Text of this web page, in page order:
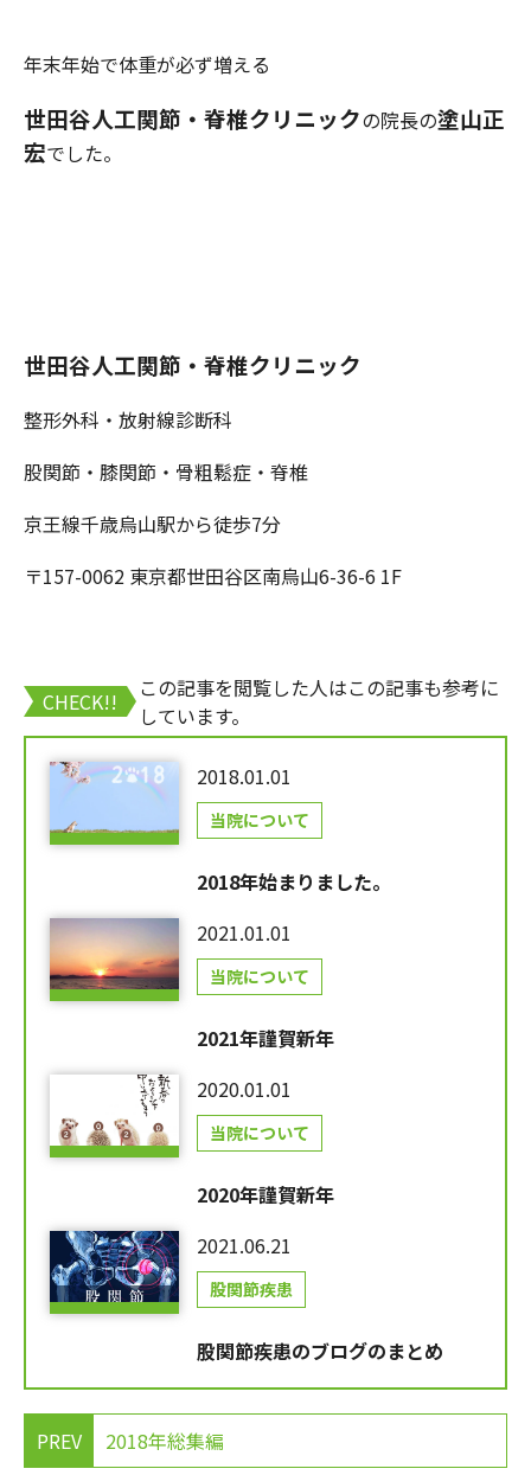
年末年始で体重が必ず増える
世田谷人工関節・脊椎クリニックの院長の塗山正
宏でした。
世田谷人工関節・脊椎クリニック
整形外科・放射線診断科
股関節・膝関節・骨粗鬆症・脊椎
京王線千歳烏山駅から徒歩7分
〒157-0062 東京都世田谷区南烏山6-36-6 1F
CHECK!!
この記事を閲覧した人はこの記事も参考に
しています。
2018.01.01
当院について
2018年始まりました。
2021.01.01
当院について
2021年謹賀新年
2020.01.01
当院について
2020年謹賀新年
2021.06.21
股関節疾患
股関節疾患のブログのまとめ
PREV 2018年総集編